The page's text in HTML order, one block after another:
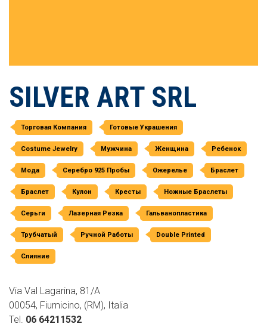
SILVER ART SRL
Торговая Компания Готовые Украшения
Costume Jewelry Мужчина Женщина Ребенок
Мода Серебро 925 Пробы Ожерелье Браслет
Браслет Кулон Кресты Ножные Браслеты
Серьги Лазерная Резка Гальванопластика
Трубчатый Ручной Работы Double Printed
Слияние
Via Val Lagarina, 81/A
00054, Fiumicino, (RM), Italia
Tel. 06 64211532